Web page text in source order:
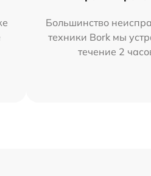
Большинство
техники Bork мы
течение 2